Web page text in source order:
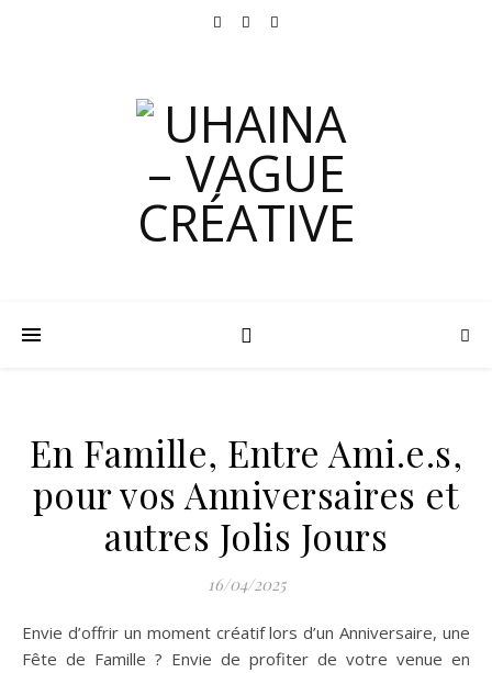
En Famille, Entre Ami.e.s,
pour vos Anniversaires et
autres Jolis Jours
16/04/2025
Envie d’offrir un moment créatif lors d’un Anniversaire, une
Fête de Famille ? Envie de profiter de votre venue en